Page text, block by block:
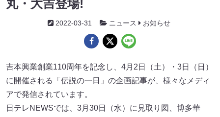
丸・大吉登場!
2022-03-31 ニュース お知らせ
吉本興業創業110周年を記念し、4月2日（土）・3日（日）
に開催される「伝説の一日」の企画記事が、様々なメディ
アで発信されています。
日テレNEWSでは、3月30日（水）に見取り図、博多華